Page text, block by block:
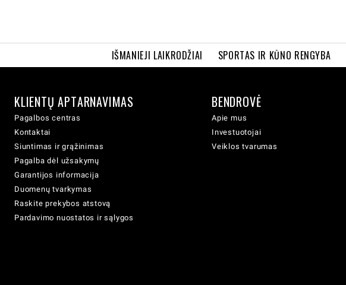
IŠMANIEJI LAIKRODŽIAI SPORTAS IR KŪNO RENGYBA
KLIENTŲ APTARNAVIMAS
Pagalbos centras
Kontaktai
Siuntimas ir grąžinimas
Pagalba dėl užsakymų
Garantijos informacija
Duomenų tvarkymas
Raskite prekybos atstovą
Pardavimo nuostatos ir sąlygos
BENDROVĖ
Apie mus
Investuotojai
Veiklos tvarumas